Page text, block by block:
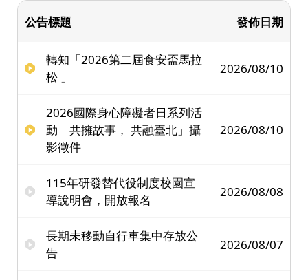
公告標題 發佈日期
轉知「2026第二屆食安盃馬拉
松 」
2026/08/10
2026國際身心障礙者日系列活
動「共擁故事， 共融臺北」攝
影徵件
2026/08/10
115年研發替代役制度校園宣
導說明會，開放報名
2026/08/08
長期未移動自行車集中存放公
告
2026/08/07